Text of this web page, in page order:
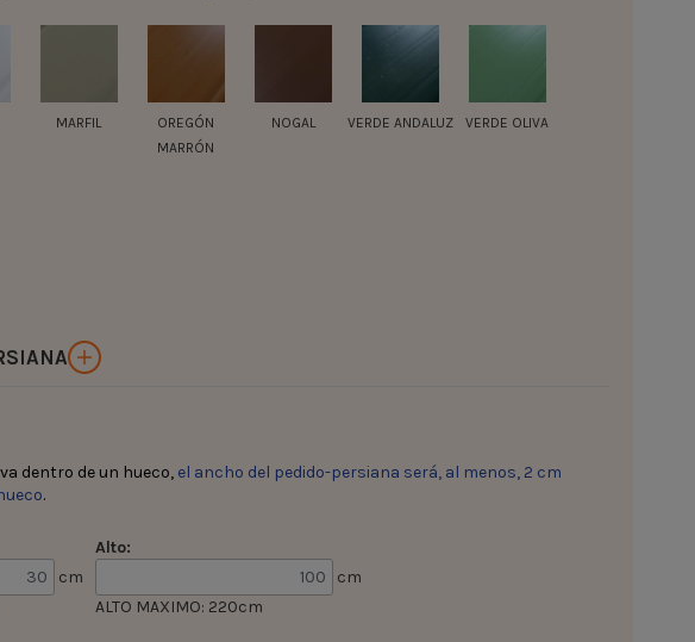
MARFIL
OREGÓN
MARRÓN
NOGAL VERDE ANDALUZ VERDE OLIVA
dentro de un hueco, el ancho del pedido-persiana será, al menos, 2 cm
.
cm
Alto:
cm
ALTO MAXIMO: 220cm